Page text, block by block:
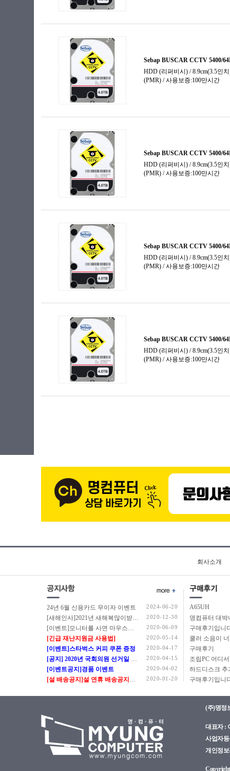
회사소개
24년 6월 신용카드 무이자 이벤트 2024-06-20
[새해인사]2021년 새해복많이받으세요. 2020-12-30
[이벤트]모니터를 사면 마우스를 드립니다. 2020-06-09
[긴급 재난지원금 사용법] 2020-05-14
[이벤트]스타벅스 커피 쿠폰 증정 2020-04-17
[공지] 2020년 국회의원 선거일 정상근무 안내 2020-04-15
[이벤트공지]경품 이벤트 2020-04-02
[설 배송공지]설 연휴 배송공지입니다. 2020-01-20
A65UH
구매후기입니
쿨러 소음이
구매후기
구매후기입니
(주)명정
대표자 :
사업자등
개인정